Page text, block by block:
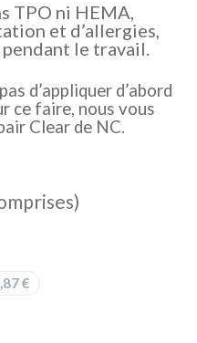
TPO ni HEMA,
et d’allergies,
le travail.
d’appliquer d’abord
ce faire, nous vous
Clear de NC.
€